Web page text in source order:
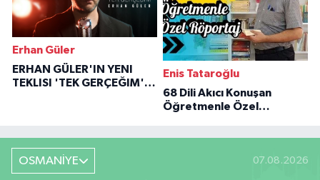
Erhan Güler
ERHAN GÜLER'IN YENI
TEKLISI 'TEK GERÇEĞIM'LE
Enis Tataroğlu
68 Dili Akıcı Konuşan
Öğretmenle Özel
OSMANİYE 07.08.2026